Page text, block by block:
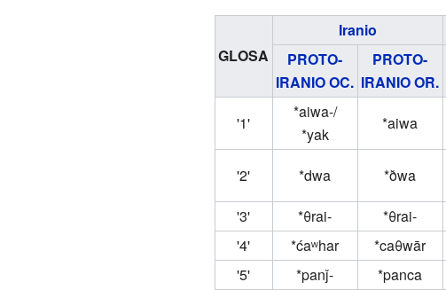
GLOSA
Iranio
PROTO-
IRANIO OC.
PROTO-
IRANIO OR.
'1'
*aiwa-/
*yak
*aiwa
'2' *dwa *ðwa
'3'
*θrai- *θrai-
'4'
*ćaʷhar *caθwār
'5'
*panǰ- *panca